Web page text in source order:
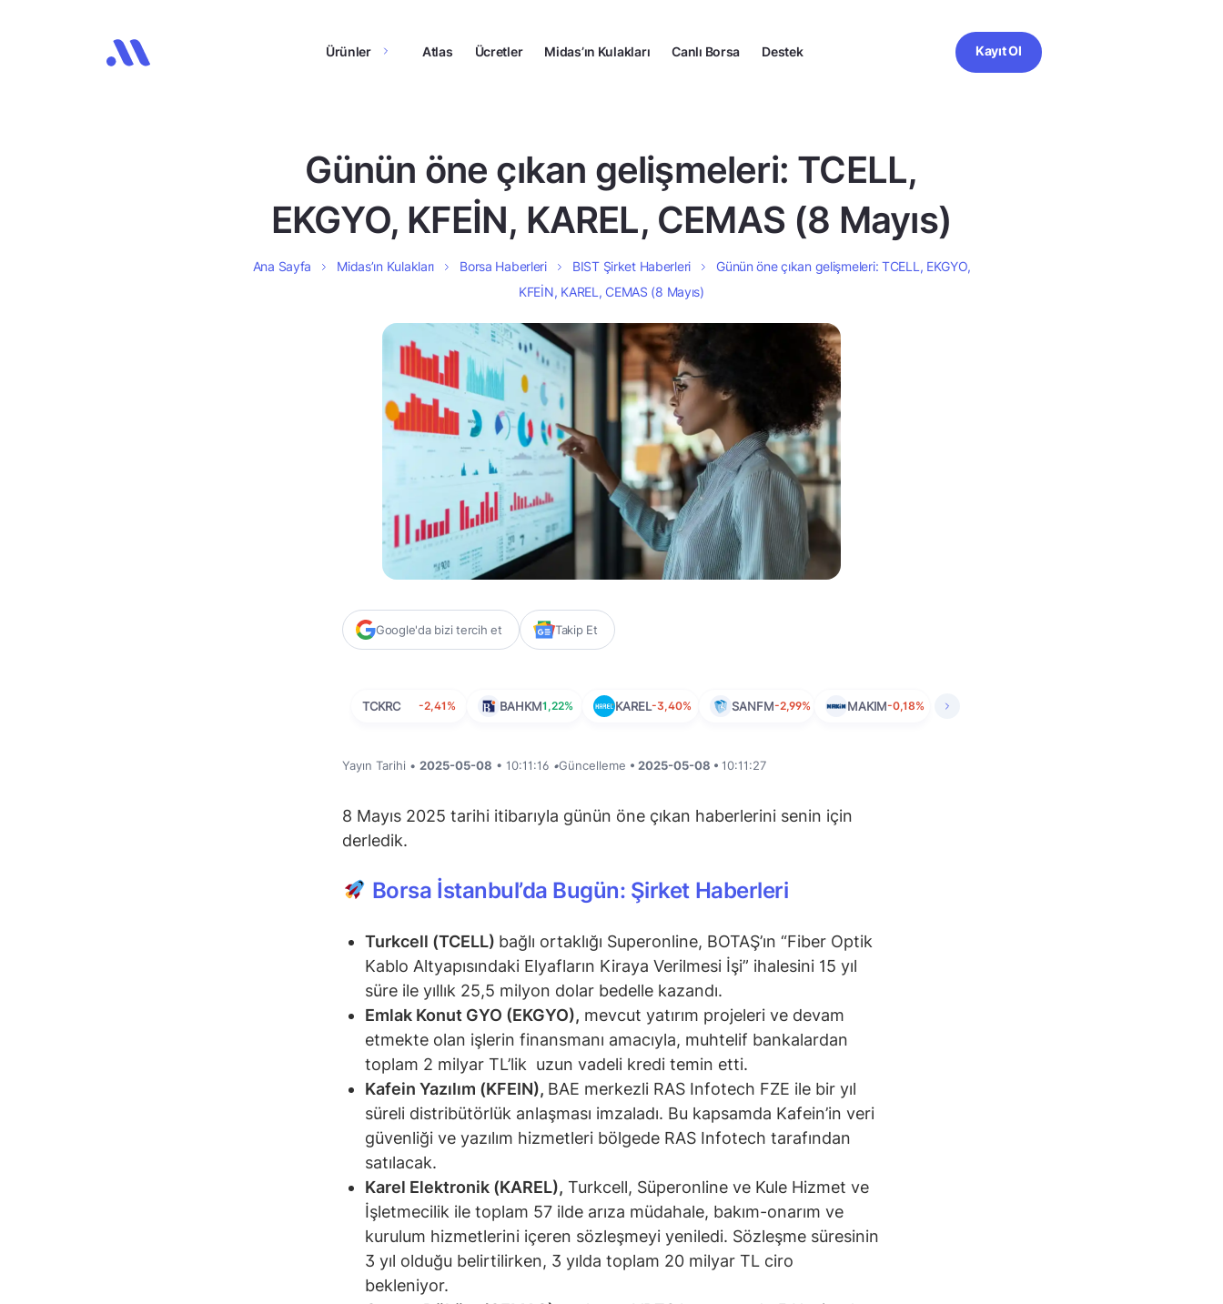
Ürünler Atlas Ücretler Midas’ın Kulakları Canlı Borsa Destek Kayıt Ol
Günün öne çıkan gelişmeleri: TCELL,
EKGYO, KFEİN, KAREL, CEMAS (8 Mayıs)
Ana Sayfa Midas’ın Kulakları Borsa Haberleri BIST Şirket Haberleri
Günün öne çıkan gelişmeleri: TCELL, EKGYO,
KFEİN, KAREL, CEMAS (8 Mayıs)
Google'da bizi tercih et Takip Et
TCKRC -2,41% BAHKM1,22% KAREL-3,40% SANFM-2,99% MAKIM-0,18%
Yayın Tarihi • 2025-05-08 • 10:11:16 •Güncelleme • 2025-05-08 • 10:11:27
8 Mayıs 2025 tarihi itibarıyla günün öne çıkan haberlerini senin için
derledik.
Borsa İstanbul’da Bugün: Şirket Haberleri
Turkcell (TCELL) bağlı ortaklığı Superonline, BOTAŞ’ın “Fiber Optik
Kablo Altyapısındaki Elyafların Kiraya Verilmesi İşi” ihalesini 15 yıl
süre ile yıllık 25,5 milyon dolar bedelle kazandı.
Emlak Konut GYO (EKGYO), mevcut yatırım projeleri ve devam
etmekte olan işlerin finansmanı amacıyla, muhtelif bankalardan
toplam 2 milyar TL’lik uzun vadeli kredi temin etti.
Kafein Yazılım (KFEIN), BAE merkezli RAS Infotech FZE ile bir yıl
süreli distribütörlük anlaşması imzaladı. Bu kapsamda Kafein’in veri
güvenliği ve yazılım hizmetleri bölgede RAS Infotech tarafından
satılacak.
Karel Elektronik (KAREL), Turkcell, Süperonline ve Kule Hizmet ve
İşletmecilik ile toplam 57 ilde arıza müdahale, bakım-onarım ve
kurulum hizmetlerini içeren sözleşmeyi yeniledi. Sözleşme süresinin
3 yıl olduğu belirtilirken, 3 yılda toplam 20 milyar TL ciro
bekleniyor.